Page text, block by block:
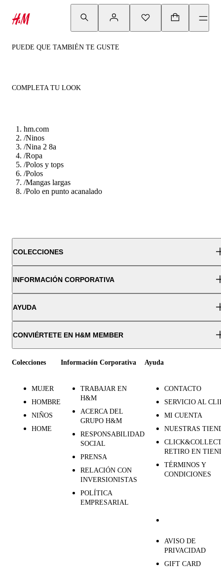
PUEDE QUE TAMBIÉN TE GUSTE
COMPLETA TU LOOK
hm.com
/Ninos
/Nina 2 8a
/Ropa
/Polos y tops
/Polos
/Mangas largas
/Polo en punto acanalado
COLECCIONES
INFORMACIÓN CORPORATIVA
AYUDA
CONVIÉRTETE EN H&M MEMBER
Colecciones
MUJER
HOMBRE
NIÑOS
HOME
Información Corporativa
TRABAJAR EN
H&M
ACERCA DEL
GRUPO H&M
RESPONSABILIDAD
SOCIAL
PRENSA
RELACIÓN CON
INVERSIONISTAS
POLÍTICA
EMPRESARIAL
Ayuda
CONTACTO
SERVICIO AL
MI CUENTA
NUESTRAS
RETIRO EN
TÉRMINOS Y
CONDICIONES
AVISO DE
PRIVACIDAD
GIFT CARD